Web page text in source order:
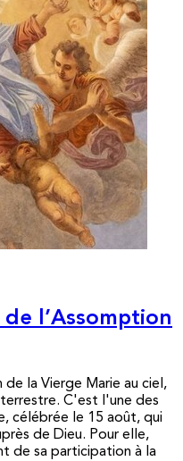
l’Assomption
la Vierge Marie au ciel,
C'est l'une des
célébrée le 15 août, qui
de Dieu. Pour elle,
de sa participation à la